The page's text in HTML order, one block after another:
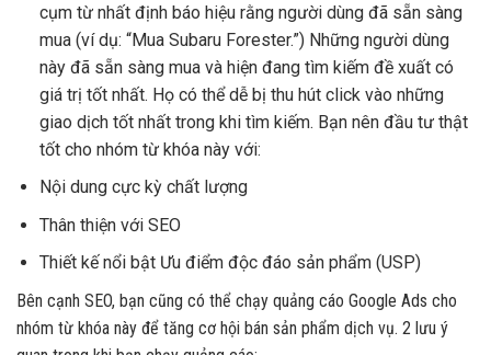
cụm từ nhất định báo hiệu rằng người dùng đã sẵn sàng
mua (ví dụ: “Mua Subaru Forester.”) Những người dùng
này đã sẵn sàng mua và hiện đang tìm kiếm đề xuất có
giá trị tốt nhất. Họ có thể dễ bị thu hút click vào những
giao dịch tốt nhất trong khi tìm kiếm. Bạn nên đầu tư thật
tốt cho nhóm từ khóa này với:
Nội dung cực kỳ chất lượng
Thân thiện với SEO
Thiết kế nổi bật Ưu điểm độc đáo sản phẩm (USP)
Bên cạnh SEO, bạn cũng có thể chạy quảng cáo Google Ads cho
nhóm từ khóa này để tăng cơ hội bán sản phẩm dịch vụ. 2 lưu ý